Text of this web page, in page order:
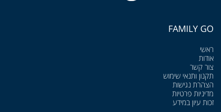
FAMILY GO
ראשי
אודות
צור קשר
תקנון ותנאי שימוש
הצהרת נגישות
מדיניות פרטיות
זכות עיון במידע